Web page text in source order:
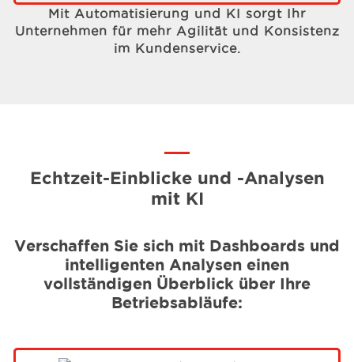
Mit Automatisierung und KI sorgt Ihr
Unternehmen für mehr Agilität und Konsistenz
im Kundenservice.
Echtzeit-Einblicke und -Analysen
mit KI
Verschaffen Sie sich mit Dashboards und
intelligenten Analysen einen
vollständigen Überblick über Ihre
Betriebsabläufe: